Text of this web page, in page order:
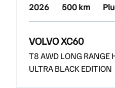
2026 500 km
VOLVO XC60
T8 AWD LONG RANGE
ULTRA BLACK EDITION